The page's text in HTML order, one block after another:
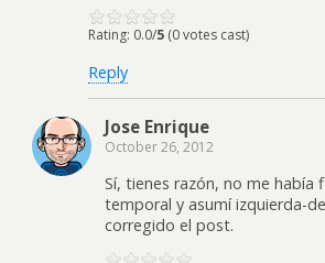
Rating: 0.0/5 (0 votes cast)
Reply
Jose Enrique
October 26, 2012
Sí, tienes razón, no me había
temporal y asumí izquierda-
corregido el post.